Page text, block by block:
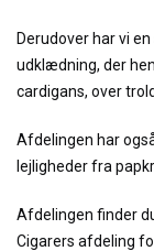
Derudover har vi
udklædning, der
cardigans, over
Afdelingen har
lejligheder fra
Afdelingen finder
Cigarers afdeling